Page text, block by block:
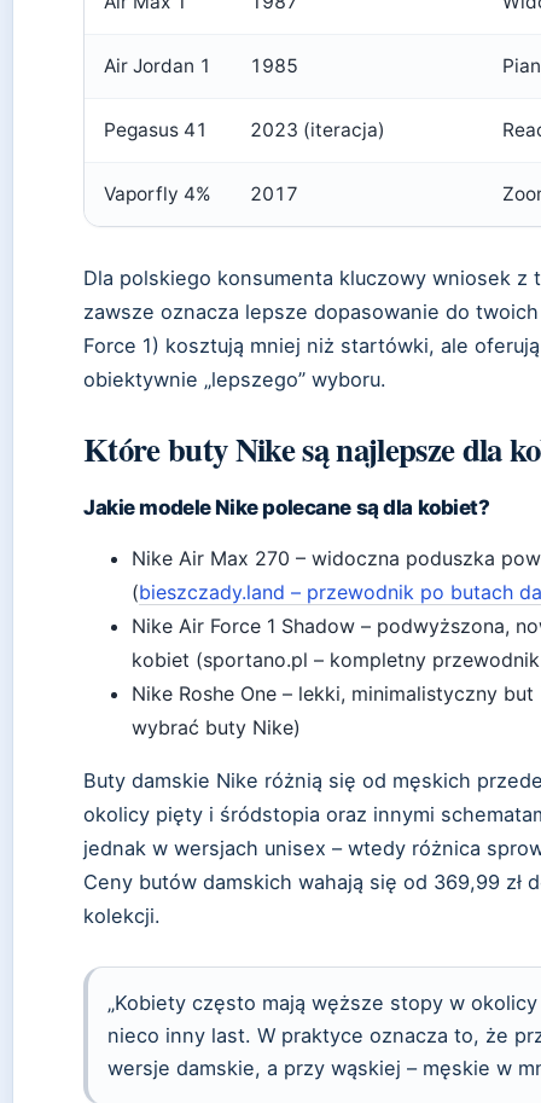
Air Jordan 1 1985
Pegasus 41 2023 (iteracja)
Vaporfly 4% 2017
Dla polskiego konsumenta kluczowy wniosek
zawsze oznacza lepsze dopasowanie do
Force 1) kosztują mniej niż startówki, ale
obiektywnie „lepszego” wyboru.
Które buty Nike są najlepsze dla
Jakie modele Nike polecane są dla kobiet?
Nike Air Max 270 – widoczna poduszka
(bieszczady.land – przewodnik po butach
Nike Air Force 1 Shadow – podwyższona,
kobiet (sportano.pl – kompletny
Nike Roshe One – lekki, minimalistyczny
wybrać buty Nike)
Buty damskie Nike różnią się od męskich
okolicy pięty i śródstopia oraz innymi
jednak w wersjach unisex – wtedy różnica
Ceny butów damskich wahają się od 369,99 zł
kolekcji.
„Kobiety często mają węższe stopy w
nieco inny last. W praktyce oznacza to, że
wersje damskie, a przy wąskiej – męskie w